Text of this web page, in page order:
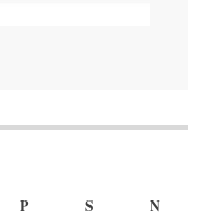
P S N